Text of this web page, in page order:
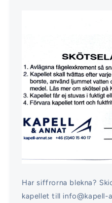
Har siffrorna blekna?
kapellet till info@kapell-